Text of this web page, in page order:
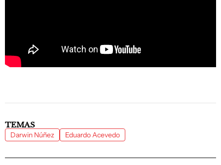
TEMAS
Darwin Núñez Eduardo Acevedo